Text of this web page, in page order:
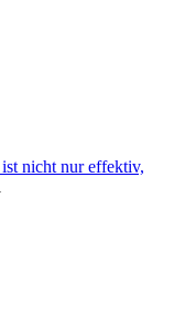
nicht nur effektiv,